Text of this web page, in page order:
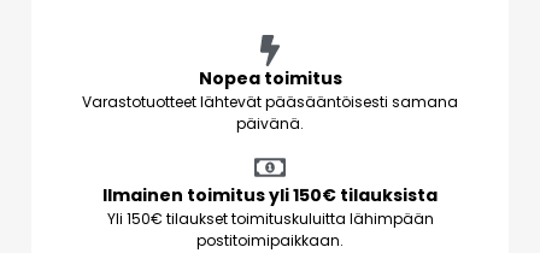
Nopea toimitus
Varastotuotteet lähtevät pääsääntöisesti samana
päivänä.
Ilmainen toimitus yli 150€ tilauksista
Yli 150€ tilaukset toimituskuluitta lähimpään
postitoimipaikkaan.